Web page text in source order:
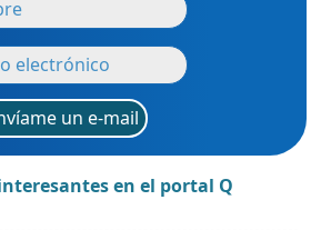
un e-mail
en el portal Q